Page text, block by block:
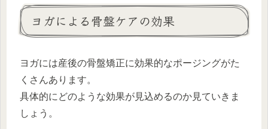
ヨガによる骨盤ケアの効果
ヨガには産後の骨盤矯正に効果的なポージングがた
くさんあります。
具体的にどのような効果が見込めるのか見ていきま
しょう。